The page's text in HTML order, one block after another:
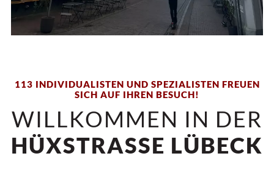
113 INDIVIDUALISTEN UND SPEZIALISTEN FREUEN
SICH AUF IHREN BESUCH!
WILLKOMMEN IN DER
HÜXSTRASSE LÜBECK